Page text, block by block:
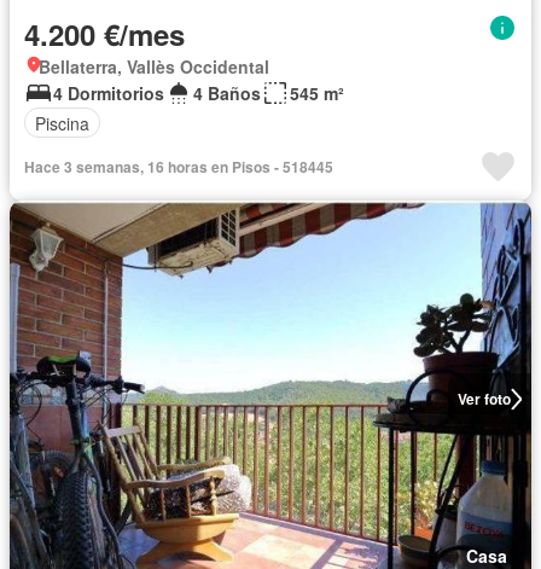
4.200 €/mes
Bellaterra, Vallès Occidental
4 Dormitorios
4 Baños
545 m²
Piscina
Hace 3 semanas, 16 horas en Pisos - 518445
Ver foto
Casa